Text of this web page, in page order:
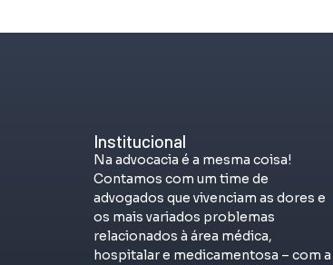
Institucional
Na advocacia é a mesma coisa!
Contamos com um time de
advogados que vivenciam as dores e
os mais variados problemas
relacionados à área médica,
hospitalar e medicamentosa – com a